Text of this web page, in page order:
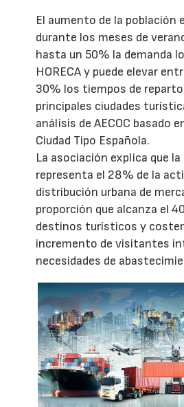
El aumento de la población
durante los meses de
hasta un 50% la demanda
HORECA y puede elevar
30% los tiempos de
principales ciudades
análisis de AECOC basado
Ciudad Tipo Española.
La asociación explica que
representa el 28% de la
distribución urbana de
proporción que alcanza el
destinos turísticos y
incremento de visitantes
necesidades de